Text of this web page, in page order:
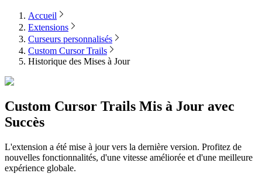
Accueil
Extensions
Curseurs personnalisés
Custom Cursor Trails
Historique des Mises à Jour
Custom Cursor Trails Mis à Jour avec
Succès
L'extension a été mise à jour vers la dernière version. Profitez de
nouvelles fonctionnalités, d'une vitesse améliorée et d'une meilleure
expérience globale.